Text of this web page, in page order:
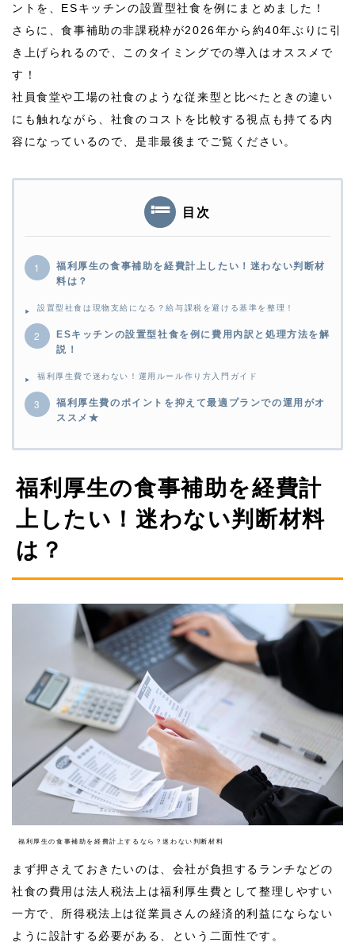
ントを、ESキッチンの設置型社食を例にまとめました！
さらに、食事補助の非課税枠が2026年から約40年ぶりに引
き上げられるので、このタイミングでの導入はオススメで
す！
社員食堂や工場の社食のような従来型と比べたときの違い
にも触れながら、社食のコストを比較する視点も持てる内
容になっているので、是非最後までご覧ください。
目次
福利厚生の食事補助を経費計上したい！迷わない判断材
料は？
設置型社食は現物支給になる？給与課税を避ける基準を整理！
ESキッチンの設置型社食を例に費用内訳と処理方法を解
説！
福利厚生費で迷わない！運用ルール作り方入門ガイド
福利厚生費のポイントを抑えて最適プランでの運用がオ
ススメ★
福利厚生の食事補助を経費計
上したい！迷わない判断材料
は？
福利厚生の食事補助を経費計上するなら？迷わない判断材料
まず押さえておきたいのは、会社が負担するランチなどの
社食の費用は法人税法上は福利厚生費として整理しやすい
一方で、所得税法上は従業員さんの経済的利益にならない
ように設計する必要がある、という二面性です。